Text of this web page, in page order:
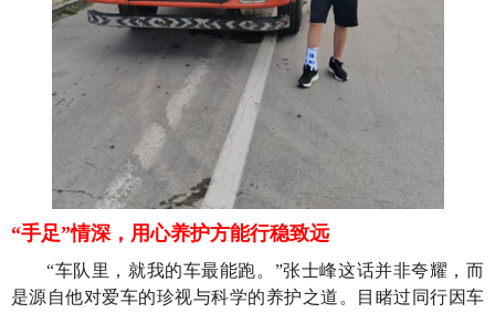
“手足”情深，用心养护方能行稳致远
“车队里，就我的车最能跑。”张士峰这话并非夸耀，而
是源自他对爱车的珍视与科学的养护之道。目睹过同行因车